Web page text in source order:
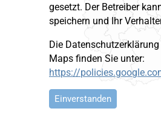
gesetzt. Der Betreiber
speichern und Ihr
Die
Maps finden Sie unter:
https://
Einverstanden